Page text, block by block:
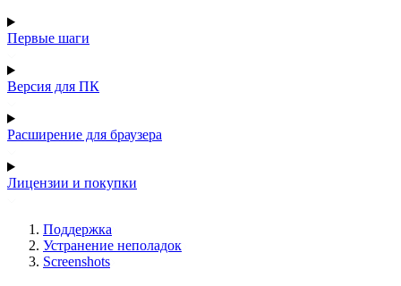
Первые шаги
Версия для ПК
Расширение для браузера
Лицензии и покупки
Поддержка
Устранение неполадок
Screenshots